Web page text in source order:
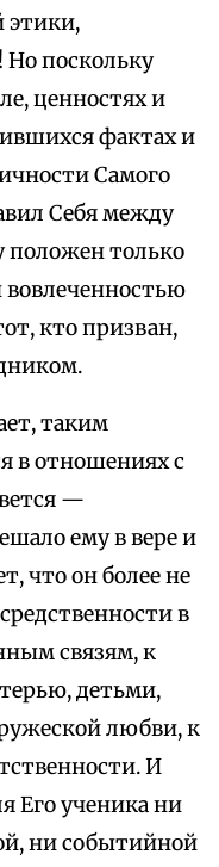
этики,
Но поскольку
ценностях и
фактах и
Самого
Себя между
только
вовлеченностью
кто призван,
таким
в отношениях с
—
ему в вере и
что он более не
в
связям, к
детьми,
любви, к
И
Его ученика ни
ни событийной